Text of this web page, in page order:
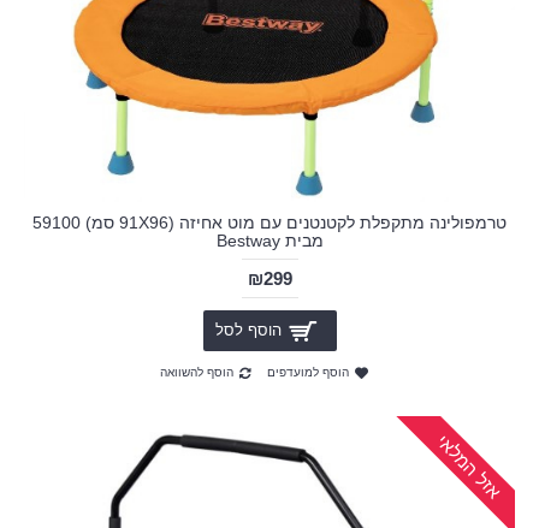
טרמפולינה מתקפלת לקטנטנים עם מוט אחיזה (91X96 סמ) 59100
מבית Bestway
₪299
הוסף לסל
הוסף למועדפים הוסף להשוואה
אזל המלאי